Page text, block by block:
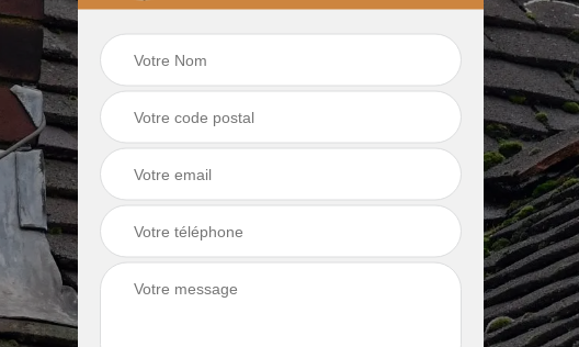
de
62 Pas-
Calais
62 Pas-de-Calais
Réparation de
cheminée 62 Pas-
de-Calais